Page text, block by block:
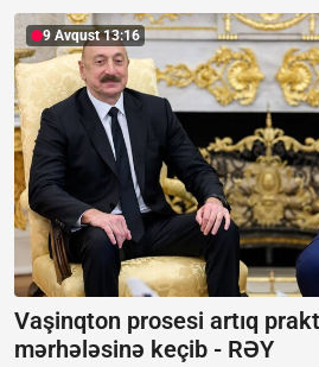
9 Avqust 13:16
Vaşinqton prosesi artıq
mərhələsinə keçib - RƏY